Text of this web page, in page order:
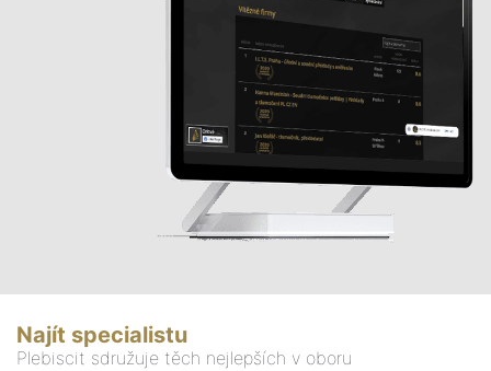
Najít specialistu
Plebiscit sdružuje těch nejlepších v oboru